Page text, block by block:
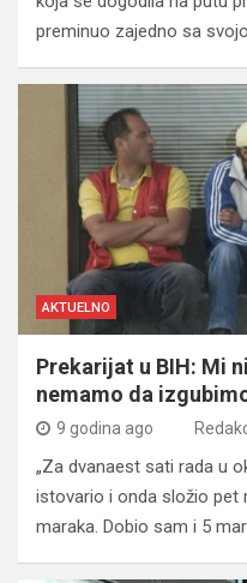
preminuo zajedno sa
AKTUELNO
Prekarijat u BIH: Mi
nemamo da
9 godina ago
„Za dvanaest sati rada u
istovario i onda složio pet
maraka. Dobio sam i 5